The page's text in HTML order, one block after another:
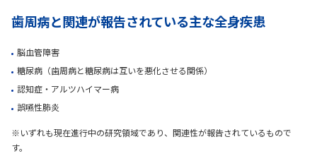
歯周病と関連が報告されている主な全身疾患
脳血管障害
糖尿病（歯周病と糖尿病は互いを悪化させる関係）
認知症・アルツハイマー病
誤嚥性肺炎
※いずれも現在進行中の研究領域であり、関連性が報告されているもので
す。